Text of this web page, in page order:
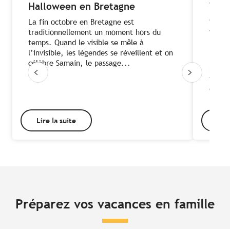
Halloween en Bretagne
La fin octobre en Bretagne est
traditionnellement un moment hors du
temps. Quand le visible se mêle à
l’invisible, les légendes se réveillent et on
célèbre Samain, le passage...
Lire la suite
Préparez vos vacances en famille